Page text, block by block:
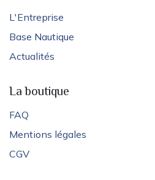
L'Entreprise
Base Nautique
Actualités
La boutique
FAQ
Mentions légales
CGV